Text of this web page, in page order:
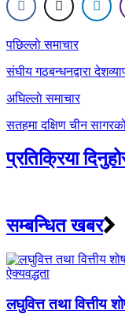
Post
navigation
पछिल्लाे समाचार
संघीय गठबन्धनद्वारा
अघिल्लाे समाचार
सतहमा दक्षिण चीन
प्रतिक्रिया
सम्बन्धित खबर
लघुवित्त तथा वित्तीय